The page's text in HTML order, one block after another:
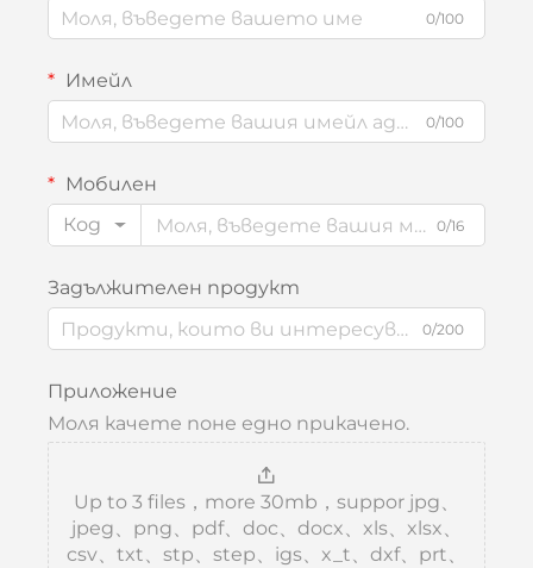
0/100
Имейл
0/100
Мобилен
Код
0/16
Задължителен продукт
0/200
Приложение
Моля качете поне едно прикачено.
Up to 3 files，more 30mb，suppor jpg、
jpeg、png、pdf、doc、docx、xls、xlsx、
csv、txt、stp、step、igs、x_t、dxf、prt、